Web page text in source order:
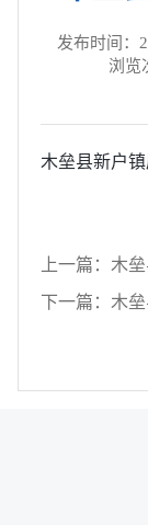
发布时间：
浏览
木垒县新户
上一篇：木
下一篇：木